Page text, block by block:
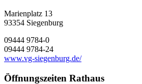
Marienplatz 13
93354 Siegenburg
09444 9784-0
09444 9784-24
www.vg-siegenburg.de/
Öffnungszeiten Rathaus